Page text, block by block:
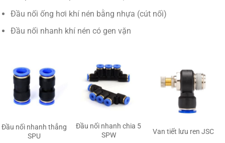
Đầu nối ống hơi khí nén bằng nhựa (cút nối)
Đầu nối nhanh khí nén có gen vặn
Đầu nối nhanh thẳng
SPU
Đầu nối nhanh chia 5
SPW
Van tiết lưu ren JSC